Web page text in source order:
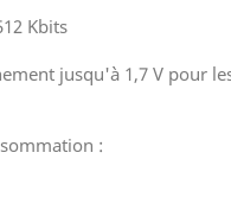
Kbits
jusqu'à 1,7 V pour
: